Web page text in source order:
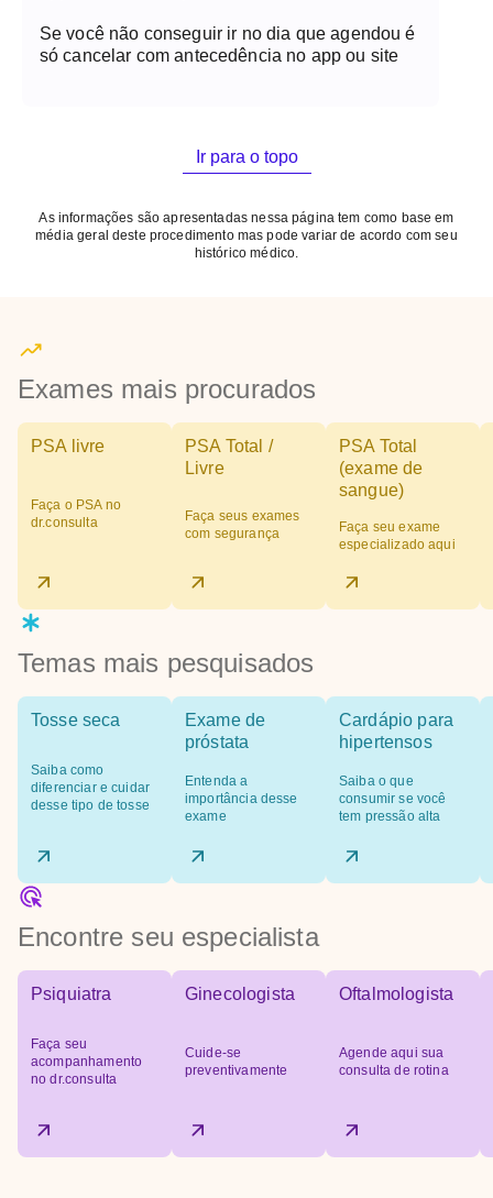
Se você não conseguir ir no dia que agendou é
só cancelar com antecedência no app ou site
Ir para o topo
As informações são apresentadas nessa página tem como base em
média geral deste procedimento mas pode variar de acordo com seu
histórico médico.
Exames mais procurados
PSA livre
Faça o PSA no
dr.consulta
PSA Total /
Livre
Faça seus exames
com segurança
PSA Total
(exame de
sangue)
Faça seu exame
especializado aqui
Temas mais pesquisados
Tosse seca
Saiba como
diferenciar e cuidar
desse tipo de tosse
Exame de
próstata
Entenda a
importância desse
exame
Cardápio para
hipertensos
Saiba o que
consumir se você
tem pressão alta
Encontre seu especialista
Psiquiatra
Faça seu
acompanhamento
no dr.consulta
Ginecologista
Cuide-se
preventivamente
Oftalmologista
Agende aqui sua
consulta de rotina